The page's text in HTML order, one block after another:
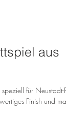
aus
für Neustadt-
Finish und